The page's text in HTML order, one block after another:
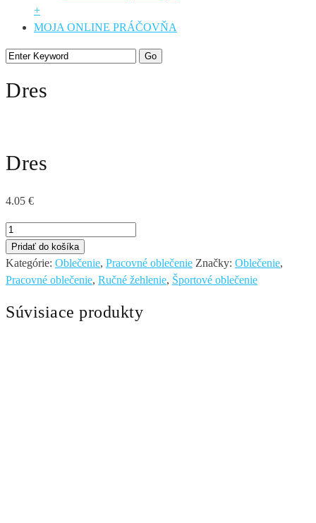
+
MOJA ONLINE PRÁČOVŇA
Dres
Dres
4.05 €
množstvo
Dres
Pridať do košíka
Kategórie: Oblečenie, Pracovné oblečenie Značky: Oblečenie,
Pracovné oblečenie, Ručné žehlenie, Športové oblečenie
Súvisiace produkty